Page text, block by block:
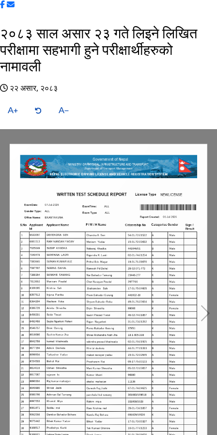
२०८३ साल असार २३ गते लिइने लिखित
परीक्षामा सहभागी हुने परीक्षार्थीहरुको
नामावली
२२ असार, २०८३
A A